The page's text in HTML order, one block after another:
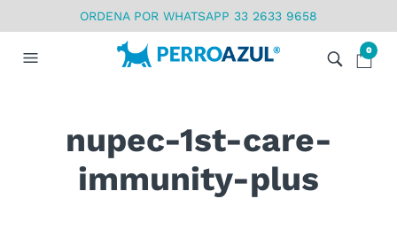
ORDENA POR WHATSAPP 33 2633 9658
0
nupec-1st-care-
immunity-plus